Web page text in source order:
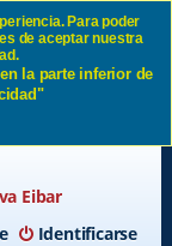
SD
Eibar
Identificarse
Para poder
de aceptar nuestra
la parte inferior de